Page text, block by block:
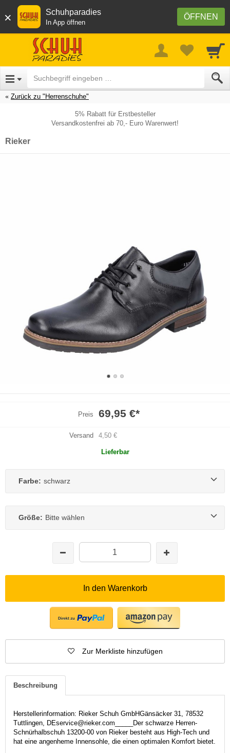
× ÖFFNEN
Schuhparadies
In App öffnen
Zurück zu "Herrenschuhe"
5% Rabatt für Erstbesteller
Versandkostenfrei ab 70,- Euro Warenwert!
Rieker
Preis 69,95 €*
Versand 4,50 €
Lieferbar
Farbe: schwarz
Größe: Bitte wählen
In den Warenkorb
Zur Merkliste hinzufügen
Beschreibung
Herstellerinformation: Rieker Schuh GmbHGänsäcker 31, 78532
Tuttlingen, DEservice@rieker.com_____Der schwarze Herren-
Schnürhalbschuh 13200-00 von Rieker besteht aus High-Tech und
hat eine angenheme Innensohle, die einen optimalen Komfort bietet.